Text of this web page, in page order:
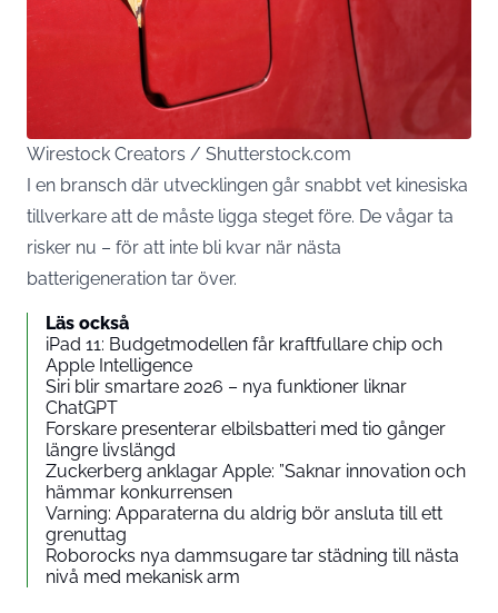
Wirestock Creators / Shutterstock.com
I en bransch där utvecklingen går snabbt vet kinesiska
tillverkare att de måste ligga steget före. De vågar ta
risker nu – för att inte bli kvar när nästa
batterigeneration tar över.
Läs också
iPad 11: Budgetmodellen får kraftfullare chip och
Apple Intelligence
Siri blir smartare 2026 – nya funktioner liknar
ChatGPT
Forskare presenterar elbilsbatteri med tio gånger
längre livslängd
Zuckerberg anklagar Apple: ”Saknar innovation och
hämmar konkurrensen
Varning: Apparaterna du aldrig bör ansluta till ett
grenuttag
Roborocks nya dammsugare tar städning till nästa
nivå med mekanisk arm